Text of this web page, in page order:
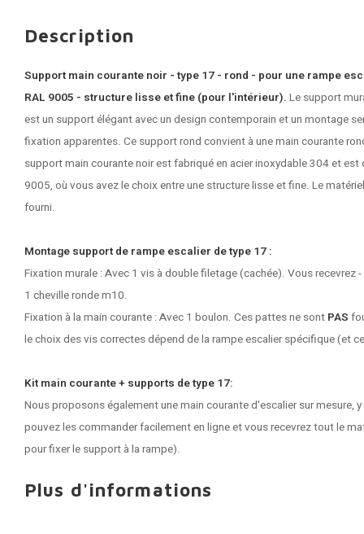
Description
Support main courante noir - type 17 - rond - pour une rampe
RAL 9005 - structure lisse et fine (pour l'intérieur). Le support
est un support élégant avec un design contemporain et un montage
fixation apparentes. Ce support rond convient à une main courante
support main courante noirest fabriqué en acier inoxydable 304 et est
9005, où vous avez le choix entre une structure lisse et fine. Le
fourni.
Montage support de rampe escalier de type 17 :
Fixation murale : Avec 1 vis à double filetage (cachée). Vous recevrez
1 cheville ronde m10.
Fixation à la main courante : Avec 1 boulon. Ces pattes ne sont PAS
le choix des vis correctes dépend de la rampe escalier spécifique (et
Kit main courante + supports de type 17:
Nous proposons également une main courante d'escalier sur
pouvez les commander facilement en ligne et vous recevrez tout le
pour fixer le support à la rampe).
Plus d'informations